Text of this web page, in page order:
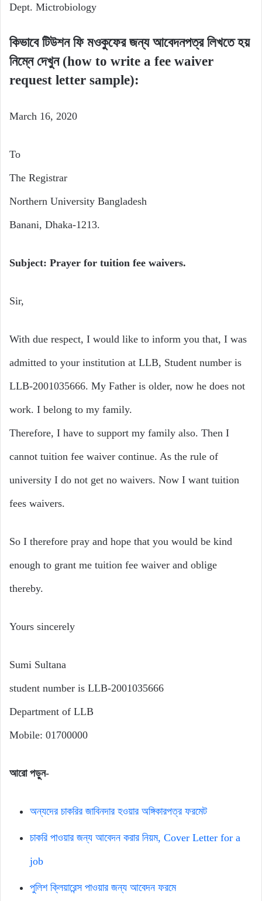
Dept. Mictrobiology
কিভাবে টিউশন ফি মওকুফের জন্য আবেদনপত্র লিখতে হয়
নিম্নে দেখুন (how to write a fee waiver
request letter sample):
March 16, 2020
To
The Registrar
Northern University Bangladesh
Banani, Dhaka-1213.
Subject: Prayer for tuition fee waivers.
Sir,
With due respect, I would like to inform you that, I was
admitted to your institution at LLB, Student number is
LLB-2001035666. My Father is older, now he does not
work. I belong to my family.
Therefore, I have to support my family also. Then I
cannot tuition fee waiver continue. As the rule of
university I do not get no waivers. Now I want tuition
fees waivers.
So I therefore pray and hope that you would be kind
enough to grant me tuition fee waiver and oblige
thereby.
Yours sincerely
Sumi Sultana
student number is LLB-2001035666
Department of LLB
Mobile: 01700000
আরো পড়ুন-
অন্যদের চাকরির জাবিনদার হওয়ার অঙ্গিকারপত্র ফরমেট
চাকরি পাওয়ার জন্য আবেদন করার নিয়ম, Cover Letter for a
job
পুলিশ ক্লিয়ারেন্স পাওয়ার জন্য আবেদন ফরমে